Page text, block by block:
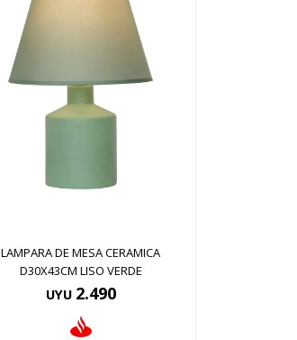
LAMPARA DE MESA CERAMICA
D30X43CM LISO VERDE
UYU 2.490